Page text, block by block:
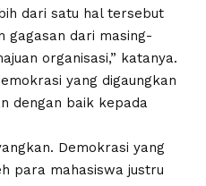
dari satu hal tersebut
gagasan dari masing-
organisasi,” katanya.
yang digaungkan
dengan baik kepada
Demokrasi yang
para mahasiswa justru